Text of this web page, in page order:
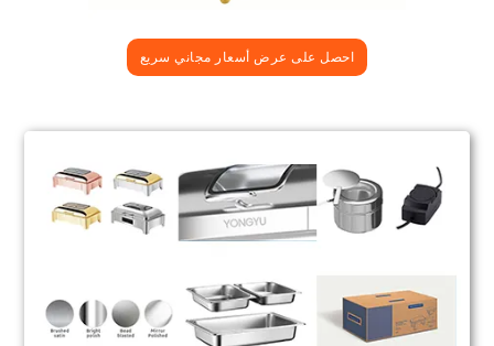
احصل على عرض أسعار مجاني سريع